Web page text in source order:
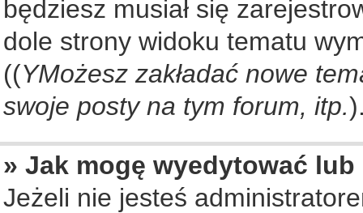
będziesz musiał się
dole strony widoku tematu
((YMożesz zakładać nowe
swoje posty na tym forum, itp.
» Jak mogę wyedytować
Jeżeli nie jesteś